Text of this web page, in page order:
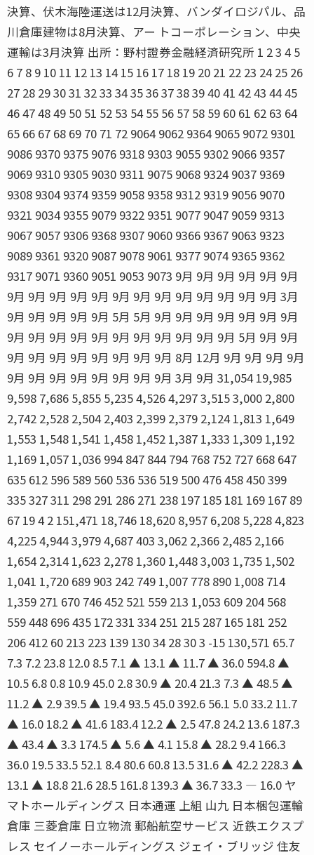
決算、伏木海陸運送は12月決算、バンダイロジパル、品
川倉庫建物は8月決算、アー トコーポレーション、中央
運輸は3月決算 出所：野村證券金融経済研究所 1 2 3 4 5
6 7 8 9 10 11 12 13 14 15 16 17 18 19 20 21 22 23 24 25 26
27 28 29 30 31 32 33 34 35 36 37 38 39 40 41 42 43 44 45
46 47 48 49 50 51 52 53 54 55 56 57 58 59 60 61 62 63 64
65 66 67 68 69 70 71 72 9064 9062 9364 9065 9072 9301
9086 9370 9375 9076 9318 9303 9055 9302 9066 9357
9069 9310 9305 9030 9311 9075 9068 9324 9037 9369
9308 9304 9374 9359 9058 9358 9312 9319 9056 9070
9321 9034 9355 9079 9322 9351 9077 9047 9059 9313
9067 9057 9306 9368 9307 9060 9366 9367 9063 9323
9089 9361 9320 9087 9078 9061 9377 9074 9365 9362
9317 9071 9360 9051 9053 9073 9月 9月 9月 9月 9月 9月
9月 9月 9月 9月 9月 9月 9月 9月 9月 9月 9月 9月 9月 3月
9月 9月 9月 9月 9月 5月 5月 9月 9月 9月 9月 9月 9月 9月
9月 9月 9月 9月 9月 9月 9月 9月 9月 9月 9月 5月 9月 9月
9月 9月 9月 9月 9月 9月 9月 9月 8月 12月 9月 9月 9月 9月
9月 9月 9月 9月 9月 9月 9月 9月 3月 9月 31,054 19,985
9,598 7,686 5,855 5,235 4,526 4,297 3,515 3,000 2,800
2,742 2,528 2,504 2,403 2,399 2,379 2,124 1,813 1,649
1,553 1,548 1,541 1,458 1,452 1,387 1,333 1,309 1,192
1,169 1,057 1,036 994 847 844 794 768 752 727 668 647
635 612 596 589 560 536 536 519 500 476 458 450 399
335 327 311 298 291 286 271 238 197 185 181 169 167 89
67 19 4 2 151,471 18,746 18,620 8,957 6,208 5,228 4,823
4,225 4,944 3,979 4,687 403 3,062 2,366 2,485 2,166
1,654 2,314 1,623 2,278 1,360 1,448 3,003 1,735 1,502
1,041 1,720 689 903 242 749 1,007 778 890 1,008 714
1,359 271 670 746 452 521 559 213 1,053 609 204 568
559 448 696 435 172 331 334 251 215 287 165 181 252
206 412 60 213 223 139 130 34 28 30 3 -15 130,571 65.7
7.3 7.2 23.8 12.0 8.5 7.1 ▲ 13.1 ▲ 11.7 ▲ 36.0 594.8 ▲
10.5 6.8 0.8 10.9 45.0 2.8 30.9 ▲ 20.4 21.3 7.3 ▲ 48.5 ▲
11.2 ▲ 2.9 39.5 ▲ 19.4 93.5 45.0 392.6 56.1 5.0 33.2 11.7
▲ 16.0 18.2 ▲ 41.6 183.4 12.2 ▲ 2.5 47.8 24.2 13.6 187.3
▲ 43.4 ▲ 3.3 174.5 ▲ 5.6 ▲ 4.1 15.8 ▲ 28.2 9.4 166.3
36.0 19.5 33.5 52.1 8.4 80.6 60.8 13.5 31.6 ▲ 42.2 228.3 ▲
13.1 ▲ 18.8 21.6 28.5 161.8 139.3 ▲ 36.7 33.3 ― 16.0 ヤ
マトホールディングス 日本通運 上組 山九 日本梱包運輸
倉庫 三菱倉庫 日立物流 郵船航空サービス 近鉄エクスプ
レス セイノーホールディングス ジェイ・ブリッジ 住友